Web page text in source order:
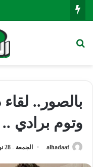
بالصور..
وتوم برادي
alhadaaf الجمعة - 28 نوفمبر - 2025 / 1:44 صباحًا